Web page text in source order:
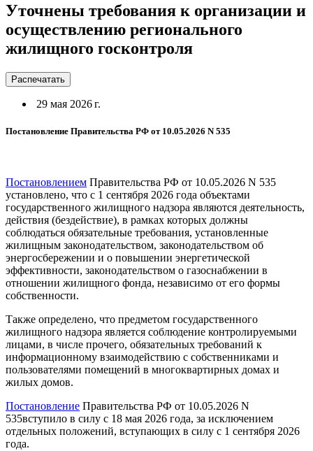
Уточнены требования к организации и
осуществлению регионального
жилищного госконтроля
Распечатать
29 мая 2026 г.
Постановление Правительства РФ от 10.05.2026 N 535
Постановлением Правительства РФ от 10.05.2026 N 535
установлено, что с 1 сентября 2026 года объектами
государственного жилищного надзора являются деятельность,
действия (бездействие), в рамках которых должны
соблюдаться обязательные требования, установленные
жилищным законодательством, законодательством об
энергосбережении и о повышении энергетической
эффективности, законодательством о газоснабжении в
отношении жилищного фонда, независимо от его формы
собственности.
Также определено, что предметом государственного
жилищного надзора является соблюдение контролируемыми
лицами, в числе прочего, обязательных требований к
информационному взаимодействию с собственниками и
пользователями помещений в многоквартирных домах и
жилых домов.
Постановление Правительства РФ от 10.05.2026 N
535вступило в силу с 18 мая 2026 года, за исключением
отдельных положений, вступающих в силу с 1 сентября 2026
года.